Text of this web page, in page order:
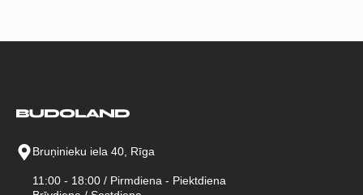
Bruņinieku iela 40, Rīga
11:00 - 18:00 / Pirmdiena - Piektdiena